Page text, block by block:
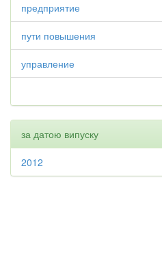
предприятие
пути повышения
управление
за датою випуску
2012